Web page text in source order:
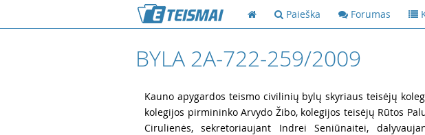
Paieška Forumas
BYLA 2A-722-259/2009
Kauno apygardos teismo civilinių bylų skyriaus teisėjų
kolegijos pirmininko Arvydo Žibo, kolegijos teisėjų Rūtos
Cirulienės, sekretoriaujant Indrei Seniūnaitei,